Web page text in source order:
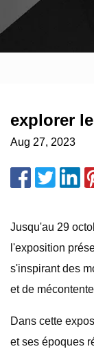
explorer
Aug 27, 2023
Jusqu'au 29
l'exposition
s'inspirant des
et de
Dans cette
et ses époques